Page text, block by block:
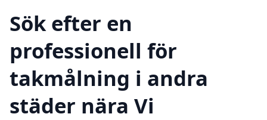
Sök efter en
professionell för
takmålning i andra
städer nära Vi